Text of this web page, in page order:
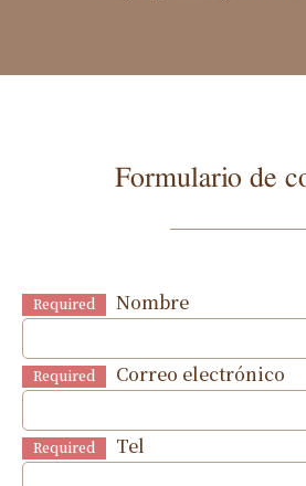
Formulario de
Required Nombre
Required Correo electrónico
Required Tel